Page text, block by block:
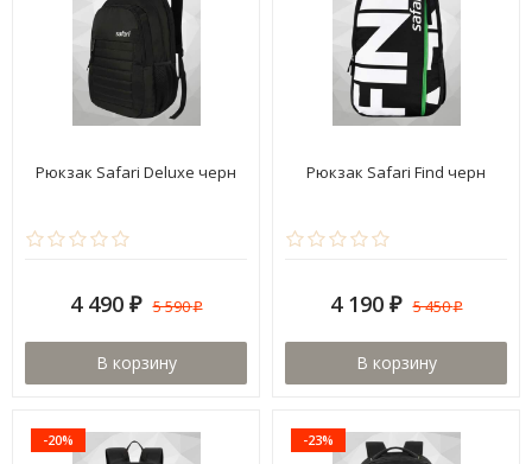
Рюкзак Safari Deluxe черн
4 490 ₽ 5 590₽
В корзину
Рюкзак Safari Find черн
4 190 ₽ 5 450₽
В корзину
-20% -23%